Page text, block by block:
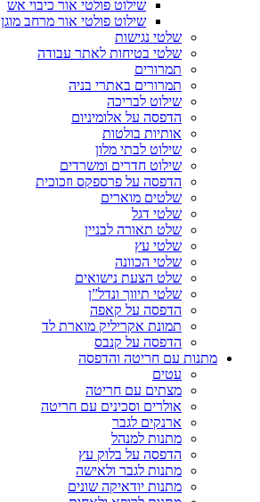
שילוט פולטי אור כיבוי אש
שילוט פולטי אור מרחב מוגן
שלטי נגישות
שלטי בטיחות לאתר עבודה
תמרורים
תמרורים באתרי בניה
שילוט לבריכה
הדפסה על אלומיניום
אותיות בולטות
שילוט לבתי מלון
שילוט חדרים ומשרדים
הדפסה על פרספקס וזכוכית
שלטים מוארים
שלטי דגל
שלט תאורה לבניין
שלטי עץ
שלטי הכוונה
שלט הצעת נישואים
שלטי תיווך ונדל”ן
הדפסה על קאפה
תמונת אקריליק מוארת לד
הדפסה על קנבס
מתנות עם חריטה והדפסה
עטים
מצתים עם חריטה
אולרים וסכינים עם חריטה
ארנקים לגבר
מתנות למנהל
הדפסה על בלוק עץ
מתנות לגבר ולאישה
מתנות יודאיקה שונים